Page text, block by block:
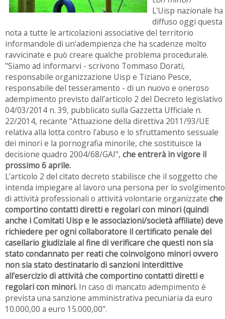
L'Uisp nazionale ha
diffuso oggi questa
nota a tutte le articolazioni associative del territorio
informandole di un'adempienza che ha scadenze molto
ravvicinate e può creare qualche problema procedurale.
"Siamo ad informarvi - scrivono Tommaso Dorati,
responsabile organizzazione Uisp e Tiziano Pesce,
responsabile del tesseramento - di un nuovo e oneroso
adempimento previsto dall’articolo 2 del Decreto legislativo
04/03/2014 n. 39, pubblicato sulla Gazzetta Ufficiale n.
22/2014, recante "Attuazione della direttiva 2011/93/UE
relativa alla lotta contro l'abuso e lo sfruttamento sessuale
dei minori e la pornografia minorile, che sostituisce la
decisione quadro 2004/68/GAI", che entrerà in vigore il
prossimo 6 aprile.
L’articolo 2 del citato decreto stabilisce che il soggetto che
intenda impiegare al lavoro una persona per lo svolgimento
di attività professionali o attività volontarie organizzate che
comportino contatti diretti e regolari con minori (quindi
anche i Comitati Uisp e le associazioni/società affiliate) deve
richiedere per ogni collaboratore il certificato penale del
casellario giudiziale al fine di verificare che questi non sia
stato condannato per reati che coinvolgono minori ovvero
non sia stato destinatario di sanzioni interdittive
all'esercizio di attività che comportino contatti diretti e
regolari con minori. In caso di mancato adempimento è
prevista una sanzione amministrativa pecuniaria da euro
10.000,00 a euro 15.000,00".